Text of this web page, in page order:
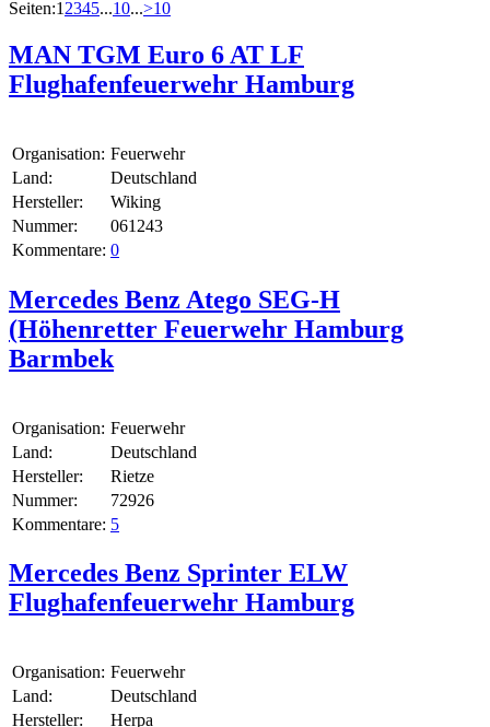
Seiten:1 2345...10...>10
MAN TGM Euro 6 AT LF
Flughafenfeuerwehr Hamburg
Organisation: Feuerwehr
Land:
Deutschland
Hersteller:
Wiking
Nummer:
061243
Kommentare: 0
Mercedes Benz Atego SEG-H
(Höhenretter Feuerwehr Hamburg
Barmbek
Organisation: Feuerwehr
Land:
Deutschland
Hersteller:
Rietze
Nummer:
72926
Kommentare: 5
Mercedes Benz Sprinter ELW
Flughafenfeuerwehr Hamburg
Organisation: Feuerwehr
Land:
Deutschland
Hersteller:
Herpa